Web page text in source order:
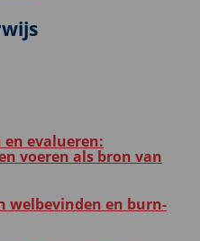
evalueren:
voeren als bron van
welbevinden en burn-